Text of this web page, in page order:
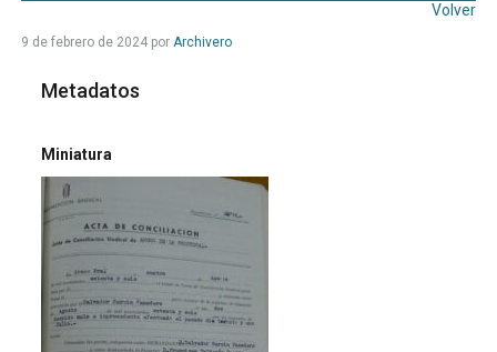
Volver
9 de febrero de 2024por Archivero
Metadatos
Miniatura